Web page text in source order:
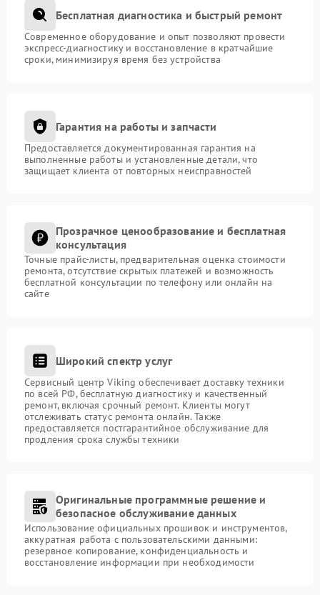
Бесплатная диагностика и быстрый ремонт
Современное оборудование и опыт позволяют провести
экспресс-диагностику и восстановление в кратчайшие
сроки, минимизируя время без устройства
Гарантия на работы и запчасти
Предоставляется документированная гарантия на
выполненные работы и установленные детали, что
защищает клиента от повторных неисправностей
Прозрачное ценообразование и бесплатная
консультация
Точные прайс-листы, предварительная оценка стоимости
ремонта, отсутствие скрытых платежей и возможность
бесплатной консультации по телефону или онлайн на
сайте
Широкий спектр услуг
Сервисный центр Viking обеспечивает доставку техники
по всей РФ, бесплатную диагностику и качественный
ремонт, включая срочный ремонт. Клиенты могут
отслеживать статус ремонта онлайн. Также
предоставляется постгарантийное обслуживание для
продления срока службы техники
Оригинальные программные решение и
безопасное обслуживание данных
Использование официальных прошивок и инструментов,
аккуратная работа с пользовательскими данными:
резервное копирование, конфиденциальность и
восстановление информации при необходимости